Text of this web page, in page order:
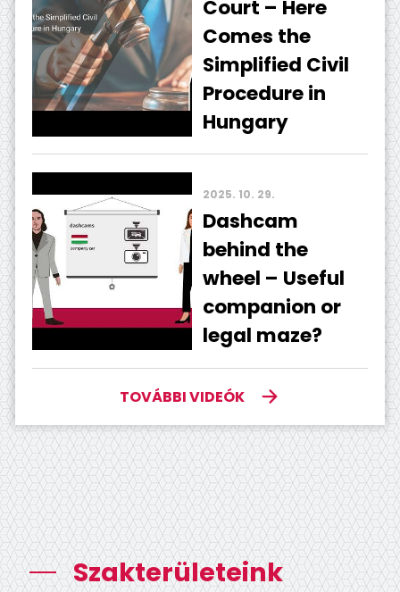
Court – Here
Comes the
Simplified Civil
Procedure in
Hungary
2025. 10. 29.
Dashcam
behind the
wheel – Useful
companion or
legal maze?
TOVÁBBI VIDEÓK
Szakterületeink